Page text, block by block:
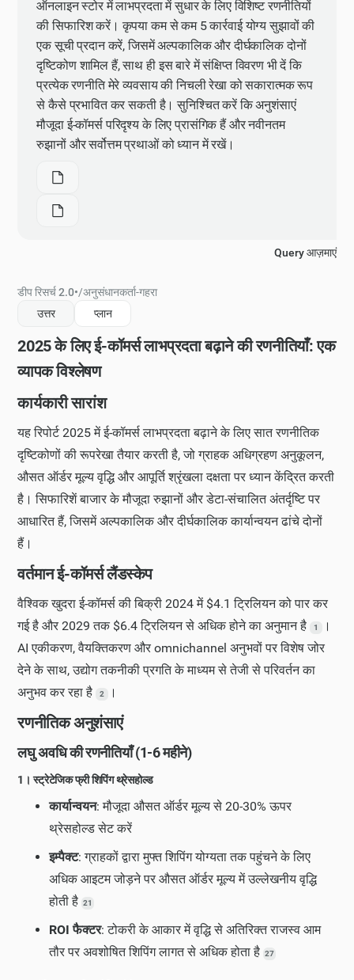
ऑनलाइन स्टोर में लाभप्रदता में सुधार के लिए विशिष्ट रणनीतियों
की सिफारिश करें। कृपया कम से कम 5 कार्रवाई योग्य सुझावों की
एक सूची प्रदान करें, जिसमें अल्पकालिक और दीर्घकालिक दोनों
दृष्टिकोण शामिल हैं, साथ ही इस बारे में संक्षिप्त विवरण भी दें कि
प्रत्येक रणनीति मेरे व्यवसाय की निचली रेखा को सकारात्मक रूप
से कैसे प्रभावित कर सकती है। सुनिश्चित करें कि अनुशंसाएं
मौजूदा ई-कॉमर्स परिदृश्य के लिए प्रासंगिक हैं और नवीनतम
रुझानों और सर्वोत्तम प्रथाओं को ध्यान में रखें।
Query आज़माएं
डीप रिसर्च 2.0•/अनुसंधानकर्ता-गहरा
उत्तर
प्लान
2025 के लिए ई-कॉमर्स लाभप्रदता बढ़ाने की रणनीतियाँ: एक
व्यापक विश्लेषण
कार्यकारी सारांश
यह रिपोर्ट 2025 में ई-कॉमर्स लाभप्रदता बढ़ाने के लिए सात रणनीतिक
दृष्टिकोणों की रूपरेखा तैयार करती है, जो ग्राहक अधिग्रहण अनुकूलन,
औसत ऑर्डर मूल्य वृद्धि और आपूर्ति श्रृंखला दक्षता पर ध्यान केंद्रित करती
है। सिफारिशें बाजार के मौजूदा रुझानों और डेटा-संचालित अंतर्दृष्टि पर
आधारित हैं, जिसमें अल्पकालिक और दीर्घकालिक कार्यान्वयन ढांचे दोनों
हैं।
वर्तमान ई-कॉमर्स लैंडस्केप
वैश्विक खुदरा ई-कॉमर्स की बिक्री 2024 में $4.1 ट्रिलियन को पार कर
गई है और 2029 तक $6.4 ट्रिलियन से अधिक होने का अनुमान है
1
।
AI एकीकरण, वैयक्तिकरण और omnichannel अनुभवों पर विशेष जोर
देने के साथ, उद्योग तकनीकी प्रगति के माध्यम से तेजी से परिवर्तन का
अनुभव कर रहा है
2 ।
रणनीतिक अनुशंसाएं
लघु अवधि की रणनीतियाँ (1-6 महीने)
1। स्ट्रेटेजिक फ्री शिपिंग थ्रेसहोल्ड
कार्यान्वयन: मौजूदा औसत ऑर्डर मूल्य से 20-30% ऊपर
थ्रेसहोल्ड सेट करें
इम्पैक्ट: ग्राहकों द्वारा मुफ्त शिपिंग योग्यता तक पहुंचने के लिए
अधिक आइटम जोड़ने पर औसत ऑर्डर मूल्य में उल्लेखनीय वृद्धि
होती है 21
ROI फैक्टर: टोकरी के आकार में वृद्धि से अतिरिक्त राजस्व आम
तौर पर अवशोषित शिपिंग लागत से अधिक होता है 27